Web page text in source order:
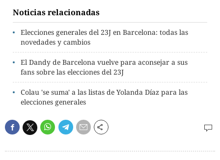
Noticias relacionadas
Elecciones generales del 23J en Barcelona: todas las
novedades y cambios
El Dandy de Barcelona vuelve para aconsejar a sus
fans sobre las elecciones del 23J
Colau 'se suma' a las listas de Yolanda Díaz para las
elecciones generales